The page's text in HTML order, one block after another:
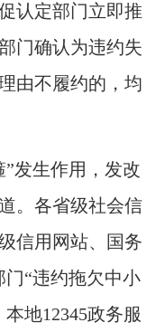
认定部门立即推
门确认为违约失
由不履约的，均
发生作用，发改
。各省级社会信
信用网站、国务
门“违约拖欠中小
地12345政务服